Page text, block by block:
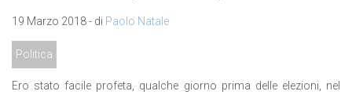
19 Marzo 2018 - di Paolo Natale
Politica
Ero stato facile profeta, qualche giorno prima delle elezioni, nel